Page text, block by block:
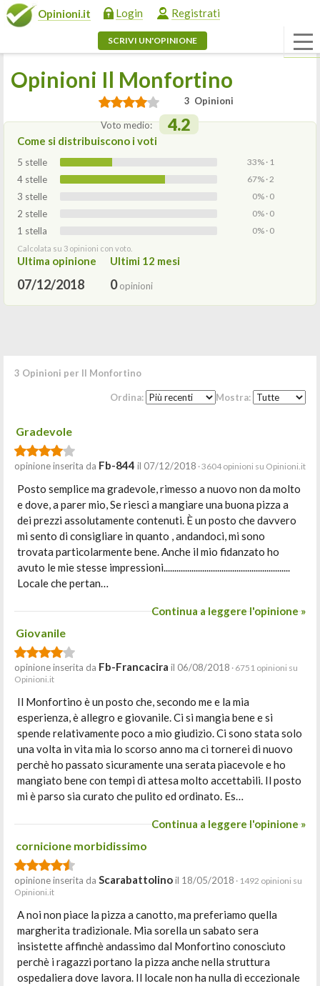
Opinioni.it Login Registrati
SCRIVI UN'OPINIONE
Opinioni Il Monfortino
3 Opinioni
Voto medio: 4.2
Come si distribuiscono i voti
5 stelle 33% · 1
4 stelle 67% · 2
3 stelle 0% · 0
2 stelle 0% · 0
1 stella 0% · 0
Calcolata su 3 opinioni con voto.
Ultima opinione
07/12/2018
Ultimi 12 mesi
0opinioni
3 Opinioni per Il Monfortino
Ordina: Mostra:
Gradevole
opinione inserita da Fb-844 il 07/12/2018 · 3604 opinioni su Opinioni.it
Posto semplice ma gradevole, rimesso a nuovo non da molto
e dove, a parer mio, Se riesci a mangiare una buona pizza a
dei prezzi assolutamente contenuti. È un posto che davvero
mi sento di consigliare in quanto , andandoci, mi sono
trovata particolarmente bene. Anche il mio fidanzato ho
avuto le mie stesse impressioni...........................................................
Locale che pertan…
Continua a leggere l'opinione »
Giovanile
opinione inserita da Fb-Francacira il 06/08/2018 · 6751 opinioni su
Opinioni.it
Il Monfortino è un posto che, secondo me e la mia
esperienza, è allegro e giovanile. Ci si mangia bene e si
spende relativamente poco a mio giudizio. Ci sono stata solo
una volta in vita mia lo scorso anno ma ci tornerei di nuovo
perchè ho passato sicuramente una serata piacevole e ho
mangiato bene con tempi di attesa molto accettabili. Il posto
mi è parso sia curato che pulito ed ordinato. Es…
Continua a leggere l'opinione »
cornicione morbidissimo
opinione inserita da Scarabattolinoil 18/05/2018 · 1492 opinioni su
Opinioni.it
A noi non piace la pizza a canotto, ma preferiamo quella
margherita tradizionale. Mia sorella un sabato sera
insistette affinchè andassimo dal Monfortino conosciuto
perchè i ragazzi portano la pizza anche nella struttura
ospedaliera dove lavora. Il locale non ha nulla di eccezionale